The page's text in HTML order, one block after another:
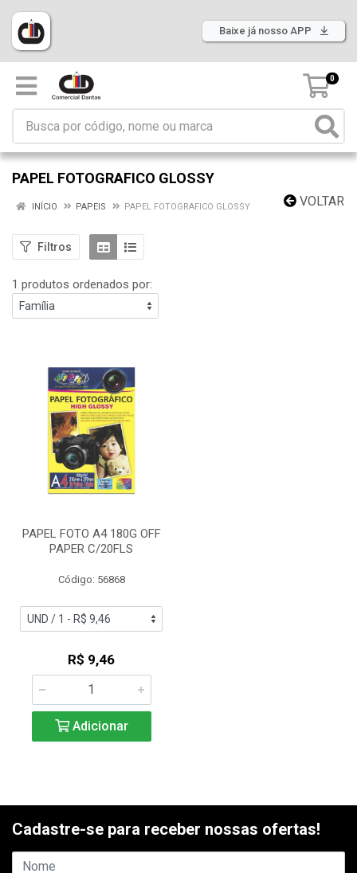
Baixe já nosso APP
0
PAPEL FOTOGRAFICO GLOSSY
VOLTAR
INÍCIO PAPEIS PAPEL FOTOGRAFICO GLOSSY
Filtros
1 produtos ordenados por:
PAPEL FOTO A4 180G OFF
PAPER C/20FLS
Código: 56868
R$ 9,46
Adicionar
Cadastre-se para receber nossas ofertas!